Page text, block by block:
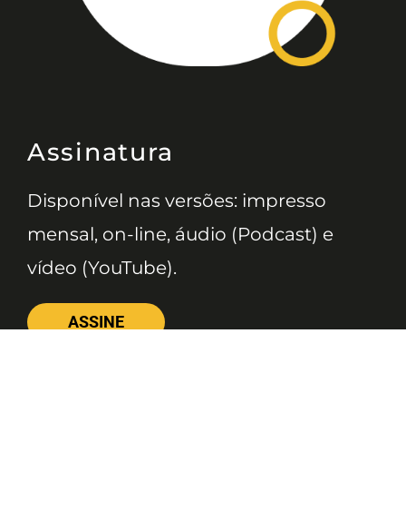
Assinatura
Disponível nas versões: impresso
mensal, on-line, áudio (Podcast) e
vídeo (YouTube).
ASSINE